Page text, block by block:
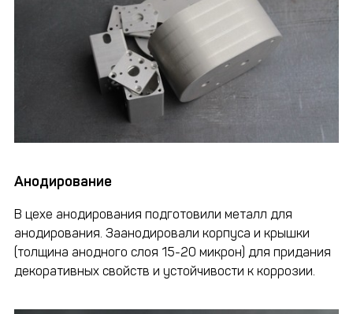
Анодирование
В цехе анодирования подготовили металл для
анодирования. Заанодировали корпуса и крышки
(толщина анодного слоя 15-20 микрон) для придания
декоративных свойств и устойчивости к коррозии.